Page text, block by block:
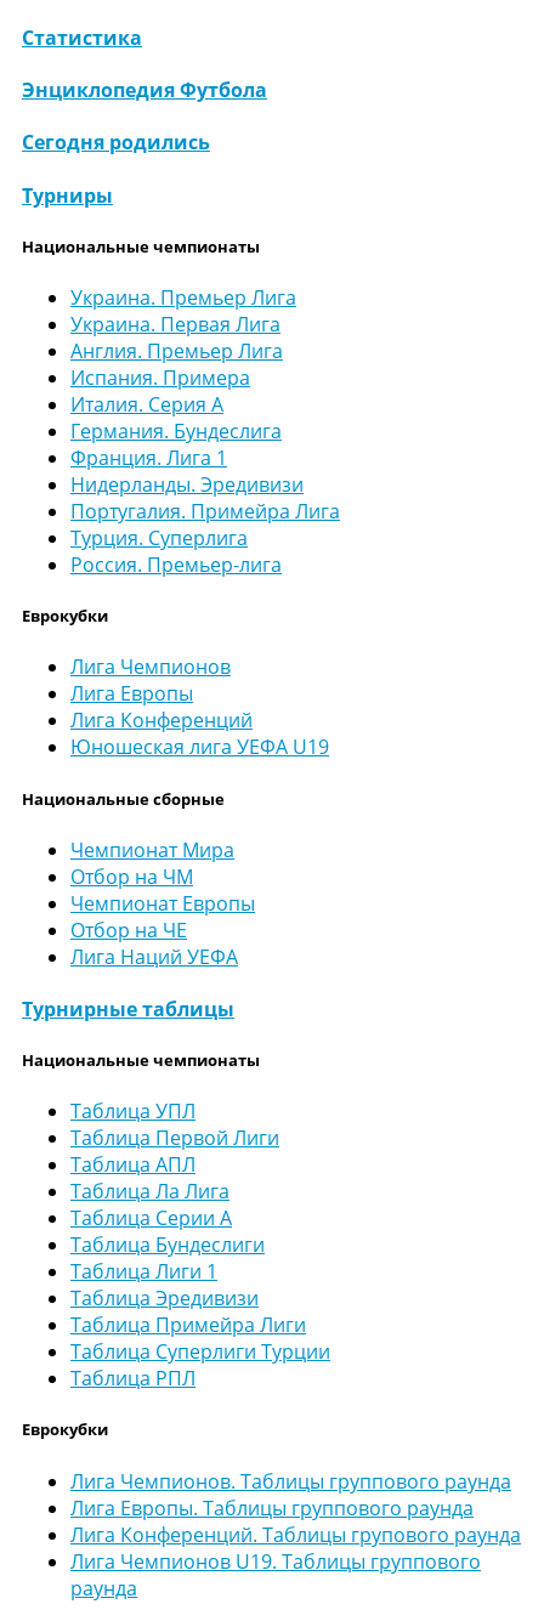
Статистика
Энциклопедия Футбола
Сегодня родились
Турниры
Национальные чемпионаты
Украина. Премьер Лига
Украина. Первая Лига
Англия. Премьер Лига
Испания. Примера
Италия. Серия А
Германия. Бундеслига
Франция. Лига 1
Нидерланды. Эредивизи
Португалия. Примейра Лига
Турция. Суперлига
Россия. Премьер-лига
Еврокубки
Лига Чемпионов
Лига Европы
Лига Конференций
Юношеская лига УЕФА U19
Национальные сборные
Чемпионат Мира
Отбор на ЧМ
Чемпионат Европы
Отбор на ЧЕ
Лига Наций УЕФА
Турнирные таблицы
Национальные чемпионаты
Таблица УПЛ
Таблица Первой Лиги
Таблица АПЛ
Таблица Ла Лига
Таблица Серии А
Таблица Бундеслиги
Таблица Лиги 1
Таблица Эредивизи
Таблица Примейра Лиги
Таблица Суперлиги Турции
Таблица РПЛ
Еврокубки
Лига Чемпионов. Таблицы группового раунда
Лига Европы. Таблицы группового раунда
Лига Конференций. Таблицы групового раунда
Лига Чемпионов U19. Таблицы группового
раунда